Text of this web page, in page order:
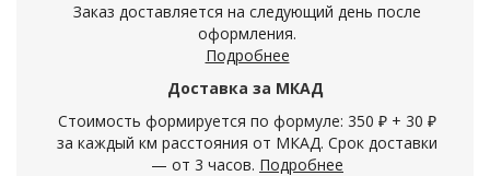
Заказ доставляется на следующий день после
оформления.
Подробнее
Доставка за МКАД
Стоимость формируется по формуле: 350 ₽ + 30 ₽
за каждый км расстояния от МКАД. Срок доставки
— от 3 часов. Подробнее